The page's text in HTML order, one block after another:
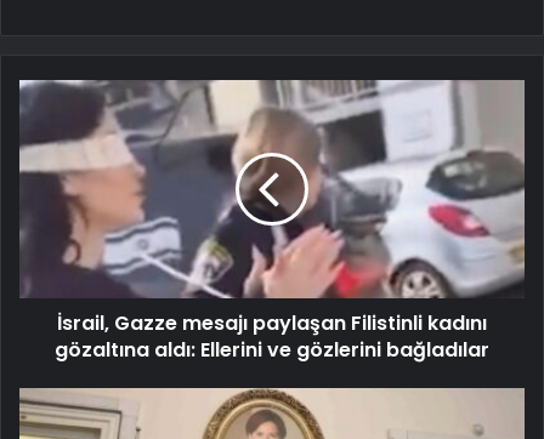
İsrail, Gazze mesajı paylaşan Filistinli kadını
gözaltına aldı: Ellerini ve gözlerini bağladılar